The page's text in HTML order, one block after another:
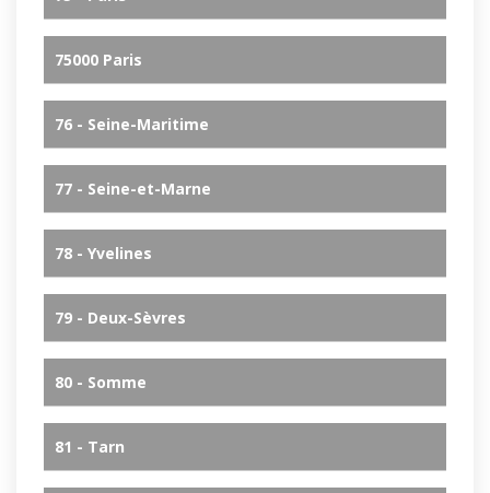
75000 Paris
76 - Seine-Maritime
77 - Seine-et-Marne
78 - Yvelines
79 - Deux-Sèvres
80 - Somme
81 - Tarn